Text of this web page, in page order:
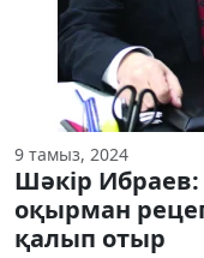
9 тамыз, 2024
Шәкір
оқырман
қалып отыр